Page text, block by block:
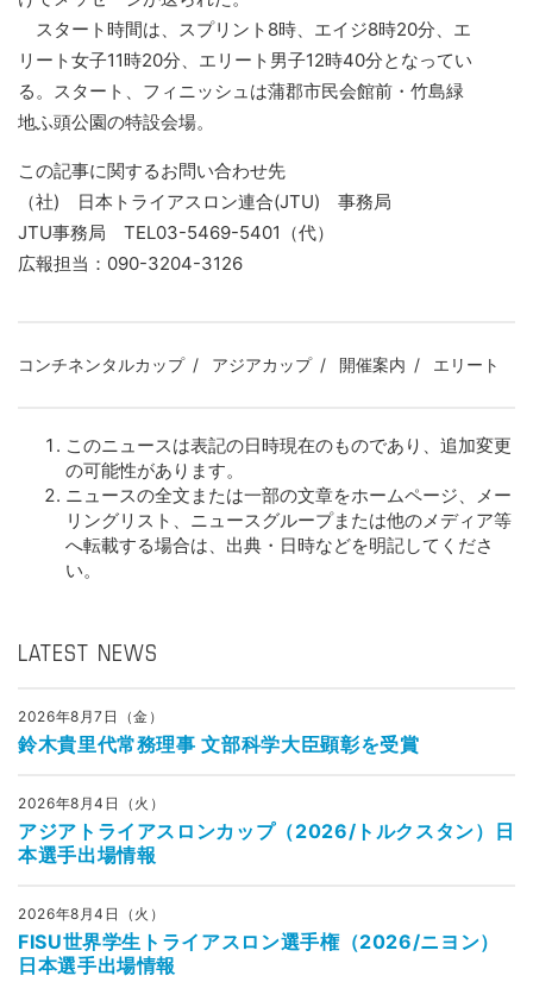
スタート時間は、スプリント8時、エイジ8時20分、エ
リート女子11時20分、エリート男子12時40分となってい
る。スタート、フィニッシュは蒲郡市民会館前・竹島緑
地ふ頭公園の特設会場。
この記事に関するお問い合わせ先
（社) 日本トライアスロン連合(JTU) 事務局
JTU事務局 TEL03-5469-5401（代）
広報担当：090-3204-3126
コンチネンタルカップ アジアカップ 開催案内 エリート
このニュースは表記の日時現在のものであり、追加変更
の可能性があります。
ニュースの全文または一部の文章をホームページ、メー
リングリスト、ニュースグループまたは他のメディア等
へ転載する場合は、出典・日時などを明記してくださ
い。
LATEST NEWS
2026年8月7日（金）
鈴木貴里代常務理事 文部科学大臣顕彰を受賞
2026年8月4日（火）
アジアトライアスロンカップ（2026/トルクスタン）日
本選手出場情報
2026年8月4日（火）
FISU世界学生トライアスロン選手権（2026/ニヨン）
日本選手出場情報